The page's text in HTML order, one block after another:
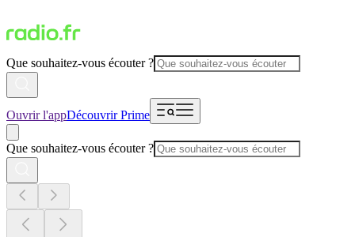
Que souhaitez-vous écouter ?
Ouvrir l'appDécouvrir Prime
Que souhaitez-vous écouter ?